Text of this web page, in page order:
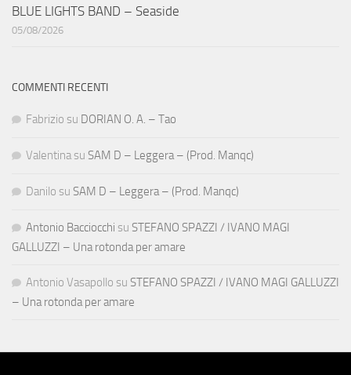
BLUE LIGHTS BAND – Seaside
05/08/2026
COMMENTI RECENTI
Fabrizio su DORIAN O. A. – Tao
Valentina su SAM D – Leggera – (Prod. Manqc)
Danilo su SAM D – Leggera – (Prod. Manqc)
Antonio Bacciocchi su STEFANO SPAZZI / IVANO MAGI
GALLUZZI – Una rotonda per amare
Antonio Vasapollo su STEFANO SPAZZI / IVANO MAGI GALLUZZI
– Una rotonda per amare